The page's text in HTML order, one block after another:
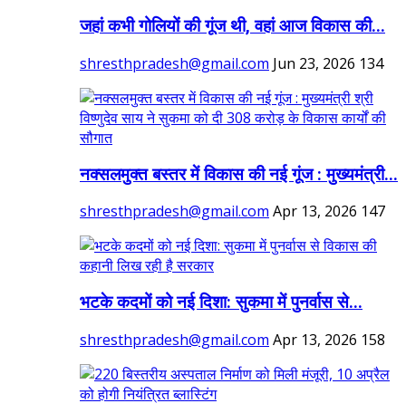
जहां कभी गोलियों की गूंज थी, वहां आज विकास की...
shresthpradesh@gmail.com Jun 23, 2026 134
नक्सलमुक्त बस्तर में विकास की नई गूंज : मुख्यमंत्री...
shresthpradesh@gmail.com Apr 13, 2026 147
भटके कदमों को नई दिशा: सुकमा में पुनर्वास से...
shresthpradesh@gmail.com Apr 13, 2026 158